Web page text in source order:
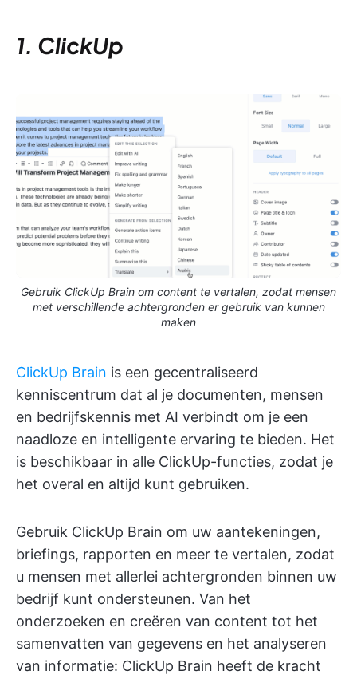
1. ClickUp
Gebruik ClickUp Brain om content te vertalen, zodat mensen
met verschillende achtergronden er gebruik van kunnen
maken
ClickUp Brain is een gecentraliseerd
kenniscentrum dat al je documenten, mensen
en bedrijfskennis met AI verbindt om je een
naadloze en intelligente ervaring te bieden. Het
is beschikbaar in alle ClickUp-functies, zodat je
het overal en altijd kunt gebruiken.
Gebruik ClickUp Brain om uw aantekeningen,
briefings, rapporten en meer te vertalen, zodat
u mensen met allerlei achtergronden binnen uw
bedrijf kunt ondersteunen. Van het
onderzoeken en creëren van content tot het
samenvatten van gegevens en het analyseren
van informatie: ClickUp Brain heeft de kracht